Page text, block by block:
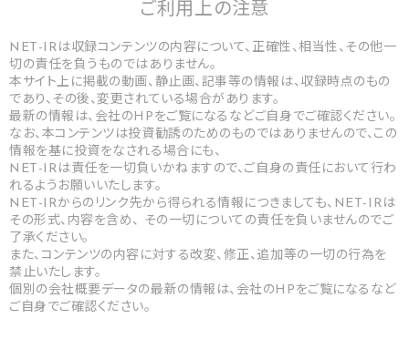
ご利用上の注意
NET-IRは収録コンテンツの内容について、正確性、相当性、その他一
切の責任を負うものではありません。
本サイト上に掲載の動画、静止画、記事等の情報は、収録時点のもの
であり、その後、変更されている場合があります。
最新の情報は、会社のHPをご覧になるなどご自身でご確認ください。
なお、本コンテンツは投資勧誘のためのものではありませんので、この
情報を基に投資をなされる場合にも、
NET-IRは責任を一切負いかねますので、ご自身の責任において行わ
れるようお願いいたします。
NET-IRからのリンク先から得られる情報につきましても、NET-IRは
その形式、内容を含め、 その一切についての責任を負いませんのでご
了承ください。
また、コンテンツの内容に対する改変、修正、追加等の一切の行為を
禁止いたします。
個別の会社概要データの最新の情報は、会社のHPをご覧になるなど
ご自身でご確認ください。